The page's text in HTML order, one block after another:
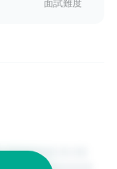
面試難度